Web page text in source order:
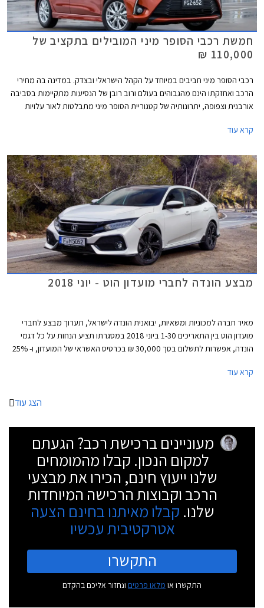
חמשת רכבי הסופר מיני המובילים בתקציב של
110,000 ₪
רכבי הסופר מיני חביבים במיוחד על הקהל הישראלי ובצדק. במדינה בה מחירי
הרכב ואחזקתו הינם מהגבוהים בעולם ורוב רובן של הנסיעות מתקיימות בסביבה
אורבנית וצפופה, יתרונותיה של קטגוריית הסופר מיני מתבלטות לאור עלויות
האחרונות עברה הקטגוריה מהפכה של ממש. המידות שתפחו, הביאו עימן שיפור
מרחב ונפח הטענה כשל משפחתית מהעשור הקודם. גם מערכות הבטיחות
ואבזור נוחות שהיו עד לא מזמן נחלתם הבלעדית של מכוניות יקרות יותר, זלגו
אל רכבי הסופר מיני, ובחלקן אף לגרסאות הביניים. לאור הביקוש והעניין הער,
רכזנו עבורכם את חמשת רכבי הסופר מיני המובילים בתקציב של עד 110,000
₪.
קרא עוד
מבצע הונדה לחברי מועדון הוט - יוני 2018
מאיר חברה למכוניות ומשאיות, יבואנית הונדה לישראל, תערוך מבצע לחברי
מועדון הוט בין התאריכים 1-30 ביוני 2018 במסגרתו תציע הנחות על כל דגמי
הונדה, אפשרות לתשלום בסך 30,000 ₪ בכרטיס האשראי של המועדון, ו- 25%
התצוגה של הונדה הפרוסים ברחבי הארץ.
קרא עוד
הצג עוד
מעוניינים ברכישת רכב? הגעתם
למקום הנכון. קבלו מהמומחים
שלנו ייעוץ חינם, הכירו את מבצעי
הרכב וקבוצות הרכישה המיוחדות
שלנו. קבלו מאיתנו בחינם הצעה
אטרקטיבית עכשיו
התקשרו
התקשרו או מלאו פרטים ונחזור אליכם בהקדם